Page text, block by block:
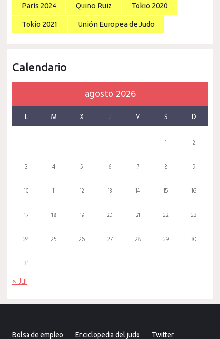
París 2024 Quino Ruiz Tokio 2020
Tokio 2021 Unión Europea de Judo
Calendario
agosto 2026
L M X J V S D
1 2
3 4 5 6 7 8 9
10 11 12 13 14 15 16
17 18 19 20 21 22 23
24 25 26 27 28 29 30
31
« Jul
Bolsa de empleo Enciclopedia del judo Twitter